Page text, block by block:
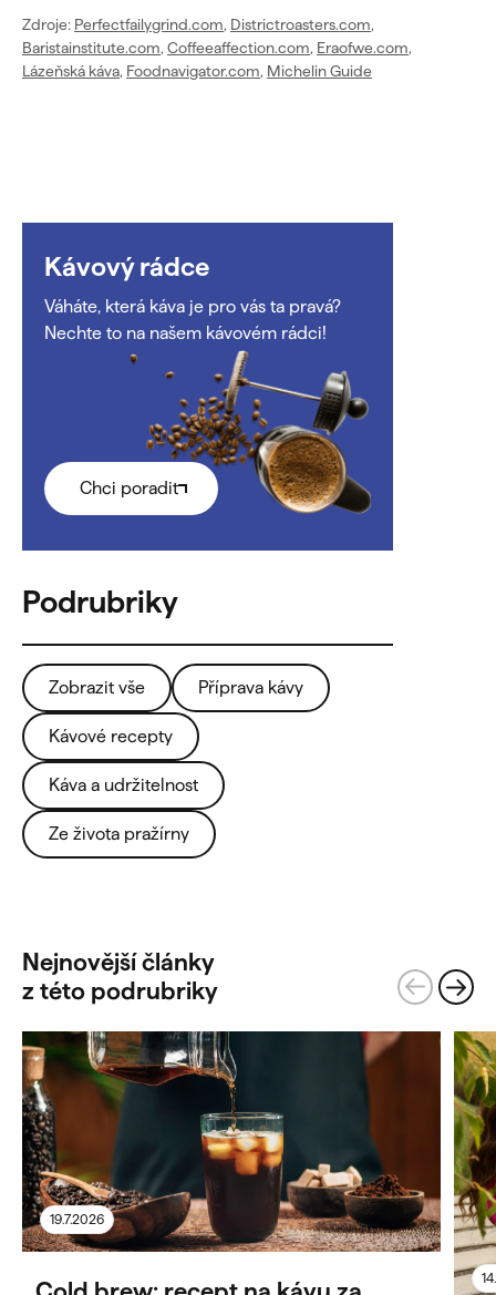
Zdroje: Perfectfailygrind.com, Districtroasters.com,
Baristainstitute.com, Coffeeaffection.com, Eraofwe.com,
Lázeňská káva, Foodnavigator.com, Michelin Guide
Zobrazit vše Příprava kávy
Kávové recepty
Káva a udržitelnost
Ze života pražírny
Kávový rádce
Váháte, která káva je pro vás ta pravá?
Nechte to na našem kávovém rádci!
Chci poradit
Nejnovější články
z této podrubriky
19.7.2026